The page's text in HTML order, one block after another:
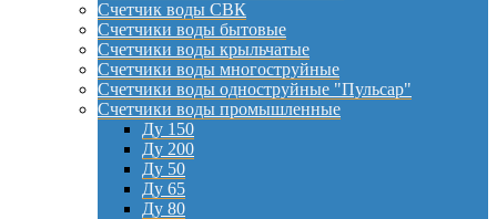
Счетчик воды СВК
Счетчики воды бытовые
Счетчики воды крыльчатые
Счетчики воды многоструйные
Счетчики воды одноструйные "Пульсар"
Счетчики воды промышленные
Ду 150
Ду 200
Ду 50
Ду 65
Ду 80